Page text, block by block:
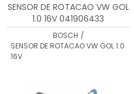
SENSOR DE ROTACAO VW GOL
1.0 16V 041906433
BOSCH /
SENSOR DE ROTACAO VW GOL 1.0
16V